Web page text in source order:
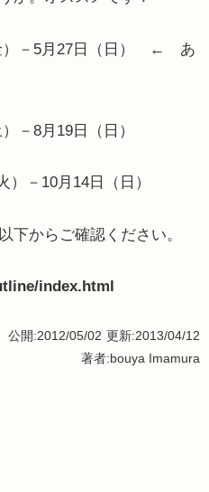
）－5月27日（日） ← あ
－8月19日（日）
－10月14日（日）
下からご確認ください。
index.html
公開:2012/05/02 更新:2013/04/12
著者:bouya Imamura